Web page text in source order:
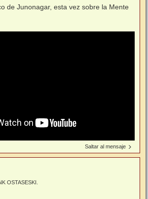
de Junonagar, esta vez sobre la Mente
Saltar al mensaje
OSTASESKI.